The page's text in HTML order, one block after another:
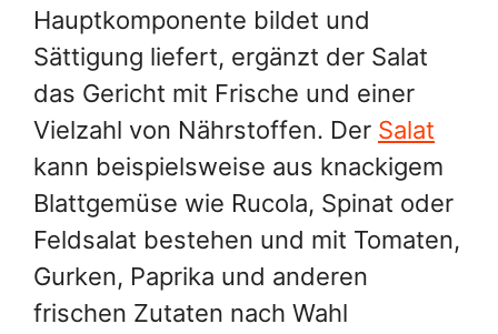
Hauptkomponente bildet und
Sättigung liefert, ergänzt der Salat
das Gericht mit Frische und einer
Vielzahl von Nährstoffen. Der Salat
kann beispielsweise aus knackigem
Blattgemüse wie Rucola, Spinat oder
Feldsalat bestehen und mit Tomaten,
Gurken, Paprika und anderen
frischen Zutaten nach Wahl